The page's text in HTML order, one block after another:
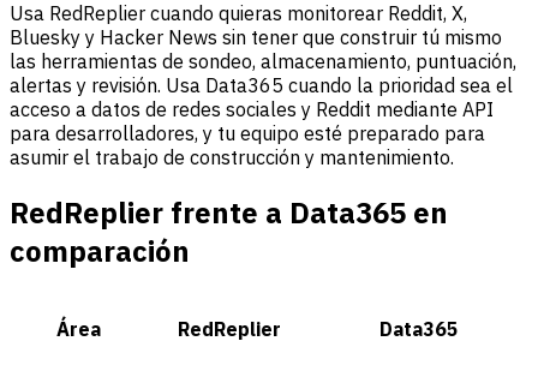
Usa RedReplier cuando quieras monitorear Reddit, X,
Bluesky y Hacker News sin tener que construir tú mismo
las herramientas de sondeo, almacenamiento, puntuación,
alertas y revisión. Usa Data365 cuando la prioridad sea el
acceso a datos de redes sociales y Reddit mediante API
para desarrolladores, y tu equipo esté preparado para
asumir el trabajo de construcción y mantenimiento.
RedReplier frente a Data365 en
comparación
Área RedReplier Data365